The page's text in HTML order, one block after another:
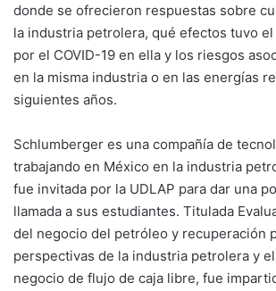
donde se ofrecieron respuestas sobre
la industria petrolera, qué efectos tuvo
por el COVID-19 en ella y los riesgos
en la misma industria o en las energías
siguientes años.
Schlumberger es una compañía de
trabajando en México en la industria
fue invitada por la UDLAP para dar una
llamada a sus estudiantes. Titulada
del negocio del petróleo y recuperación
perspectivas de la industria petrolera y
negocio de flujo de caja libre, fue